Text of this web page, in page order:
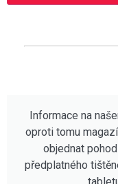
Informace na
oproti tomu
objednat
předplatného